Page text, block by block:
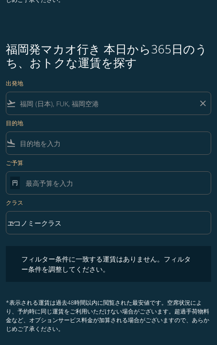
福岡発マカオ行き 本日から365日のう
ち、おトクな運賃を探す
出発地
flight_takeoff close
目的地
flight_land
ご予算
円
クラス
クラス option エコノミークラス Selected
エコノミークラス
keyboard_arrow_down
フィルター条件に一致する運賃はありません。フィルタ
ー条件を調整してください。
*表示される運賃は過去48時間以内に閲覧された最安値です。空席状況によ
り、予約時に同じ運賃をご利用いただけない場合がございます。超過手荷物料
金など、オプションサービス料金が加算される場合がございますので、あらか
じめご了承ください。